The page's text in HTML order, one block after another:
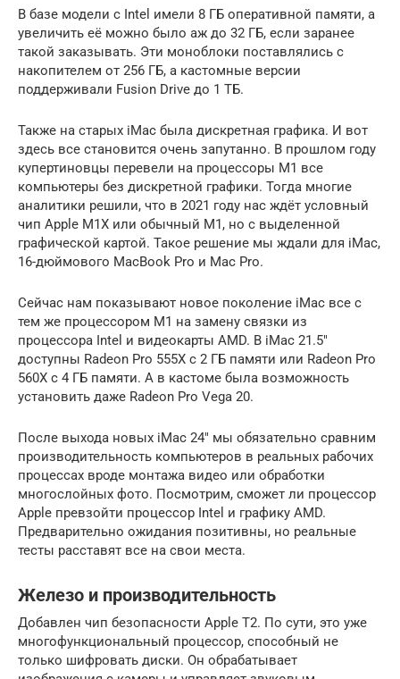
В базе модели с Intel имели 8 ГБ оперативной памяти, а
увеличить её можно было аж до 32 ГБ, если заранее
такой заказывать. Эти моноблоки поставлялись с
накопителем от 256 ГБ, а кастомные версии
поддерживали Fusion Drive до 1 ТБ.
Также на старых iMac была дискретная графика. И вот
здесь все становится очень запутанно. В прошлом году
купертиновцы перевели на процессоры М1 все
компьютеры без дискретной графики. Тогда многие
аналитики решили, что в 2021 году нас ждёт условный
чип Apple M1X или обычный M1, но с выделенной
графической картой. Такое решение мы ждали для iMac,
16-дюймового MacBook Pro и Mac Pro.
Сейчас нам показывают новое поколение iMac все с
тем же процессором M1 на замену связки из
процессора Intel и видеокарты AMD. В iMac 21.5″
доступны Radeon Pro 555X с 2 ГБ памяти или Radeon Pro
560X с 4 ГБ памяти. А в кастоме была возможность
установить даже Radeon Pro Vega 20.
После выхода новых iMac 24″ мы обязательно сравним
производительность компьютеров в реальных рабочих
процессах вроде монтажа видео или обработки
многослойных фото. Посмотрим, сможет ли процессор
Apple превзойти процессор Intel и графику AMD.
Предварительно ожидания позитивны, но реальные
тесты расставят все на свои места.
Железо и производительность
Добавлен чип безопасности Apple T2. По сути, это уже
многофункциональный процессор, способный не
только шифровать диски. Он обрабатывает